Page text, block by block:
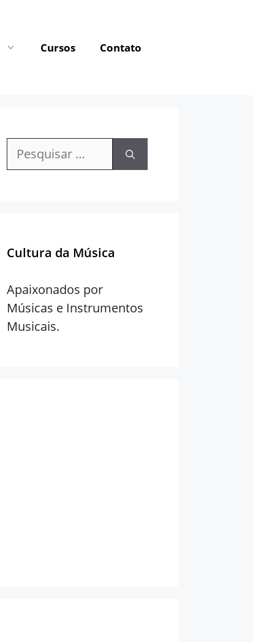
Cursos Contato
Pesquisar
Cultura da Música
Apaixonados por
Músicas e Instrumentos
Musicais.